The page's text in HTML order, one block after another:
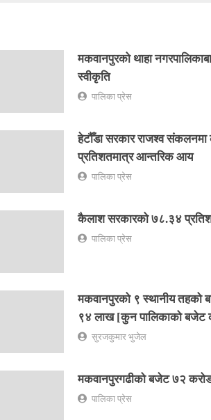
मकवानपुरको थाहा
स्वीकृति
पालिका प्रेस
हेटौँडा सरकार राजश्व
प्रतिशतमात्र आन्तरिक आय
पालिका प्रेस
कैलाश सरकारको ७८.३४
पालिका प्रेस
मकवानपुरको ९ स्थानीय तहको
९४ लाख [कुन पालिकाको बजेट
सुरजकुमार भुजेल
मकवानपुरगढीको बजेट ७२
पालिका प्रेस